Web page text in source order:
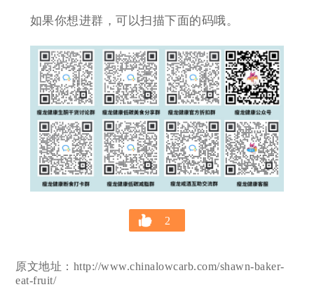
如果你想进群，可以扫描下面的码哦。
2
原文地址：http://www.chinalowcarb.com/shawn-baker-
eat-fruit/